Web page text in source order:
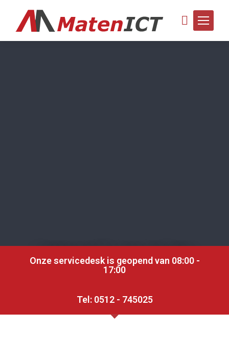
Uw netwerk slim ontworpen,
proactief beheerd
Onze servicedesk is geopend van 08:00 -
17:00
Tel: 0512 - 745025